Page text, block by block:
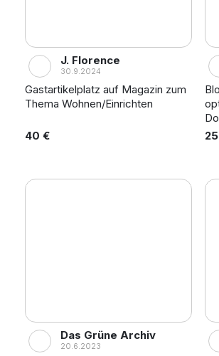
J. Florence
30.9.2024
Gastartikelplatz auf Magazin zum
Thema Wohnen/Einrichten
40 €
Das Grüne Archiv
20.6.2023